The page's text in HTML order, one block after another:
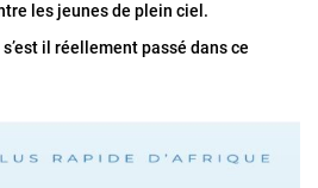
les jeunes de plein ciel.
s’est il réellement passé dans ce